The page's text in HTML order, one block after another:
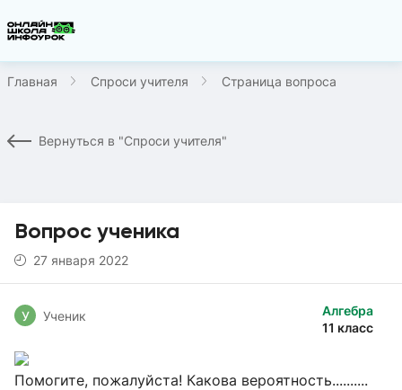
Главная Спроси учителя Страница вопроса
Вернуться в "Спроси учителя"
Вопрос ученика
27 января 2022
Алгебра
11 класс
У Ученик
Помогите, пожалуйста! Какова вероятность..........